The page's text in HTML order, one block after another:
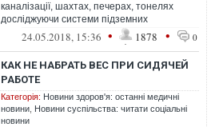
каналізації, шахтах, печерах, тонелях
досліджуючи системи підземних
комунікацій природного та неприродног...
24.05.2018, 15:36 • 1878 • 0
КАК НЕ НАБРАТЬ ВЕС ПРИ СИДЯЧЕЙ
РАБОТЕ
Категорія: Новини здоров'я: останні медичні
новини Новини суспільства: читати соціальні
новини